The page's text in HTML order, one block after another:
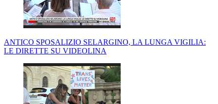
ANTICO SPOSALIZIO SELARGINO, LA LUNGA VIGILIA:
LE DIRETTE SU VIDEOLINA